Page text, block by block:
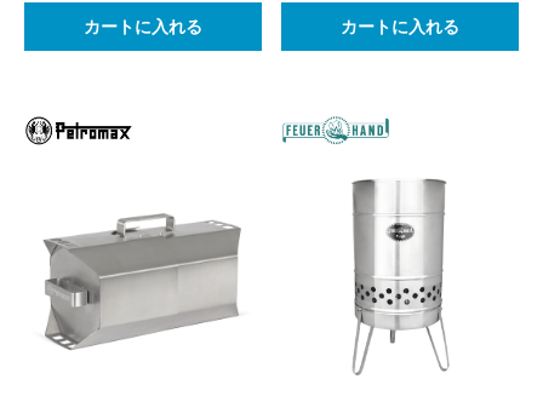
カートに入れる カートに入れる